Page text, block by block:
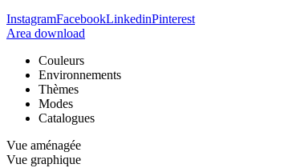
InstagramFacebookLinkedinPinterest
Area download
Couleurs
Environnements
Thèmes
Modes
Catalogues
Vue aménagée
Vue graphique